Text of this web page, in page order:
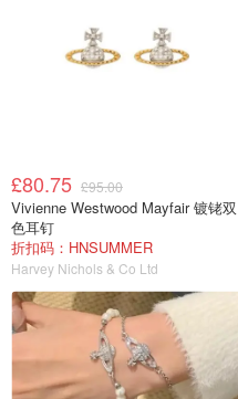
£80.75 £95.00
Vivienne Westwood Mayfair 镀铑双
色耳钉
折扣码：HNSUMMER
Harvey Nichols & Co Ltd